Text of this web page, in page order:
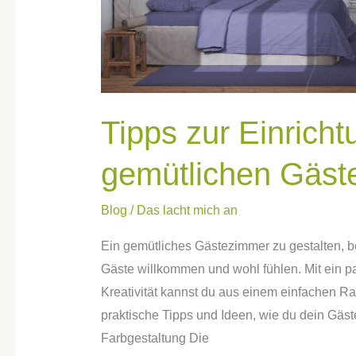
Tipps zur
gemütlichen
Blog / Das lacht mich an
Ein gemütliches Gästezimmer zu gestalten,
Gäste willkommen und wohl fühlen. Mit ein
Kreativität kannst du aus einem einfachen
praktische Tipps und Ideen, wie du dein
Farbgestaltung Die